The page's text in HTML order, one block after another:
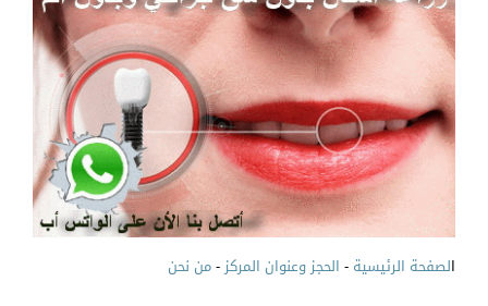
لصفحة الرئيسية-الحجز وعنوان المركز-من نحن